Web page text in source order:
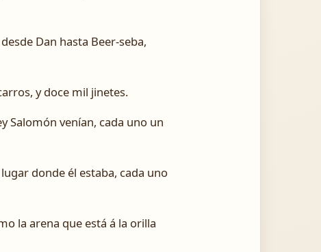
Dan hasta Beer-seba,
y doce mil jinetes.
Salomón venían, cada uno un
donde él estaba, cada uno
la arena que está á la orilla